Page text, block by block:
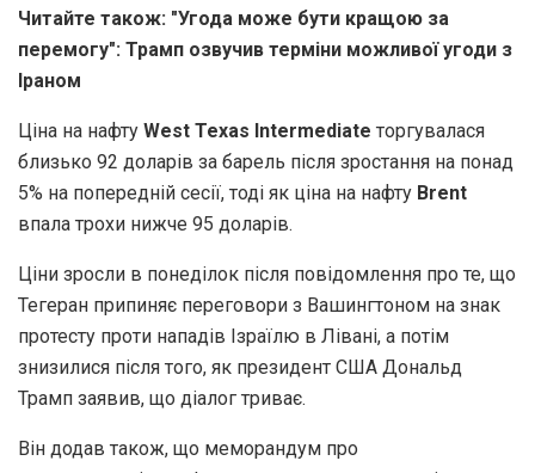
Читайте також: "Угода може бути кращою за
перемогу": Трамп озвучив терміни можливої угоди з
Іраном
Ціна на нафту West Texas Intermediate торгувалася
близько 92 доларів за барель після зростання на понад
5% на попередній сесії, тоді як ціна на нафту Brent
впала трохи нижче 95 доларів.
Ціни зросли в понеділок після повідомлення про те, що
Тегеран припиняє переговори з Вашингтоном на знак
протесту проти нападів Ізраїлю в Лівані, а потім
знизилися після того, як президент США Дональд
Трамп заявив, що діалог триває.
Він додав також, що меморандум про